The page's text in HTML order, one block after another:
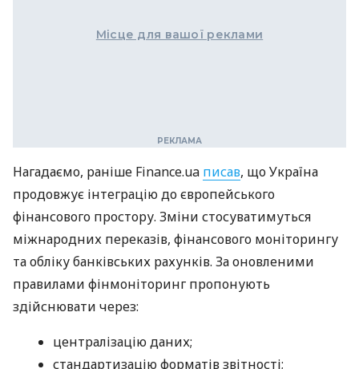
Місце для вашої реклами
Нагадаємо, раніше Finance.ua писав, що Україна
продовжує інтеграцію до європейського
фінансового простору. Зміни стосуватимуться
міжнародних переказів, фінансового моніторингу
та обліку банківських рахунків. За оновленими
правилами фінмоніторинг пропонують
здійснювати через:
централізацію даних;
стандартизацію форматів звітності;